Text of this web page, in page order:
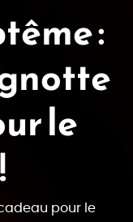
:
le
pour le